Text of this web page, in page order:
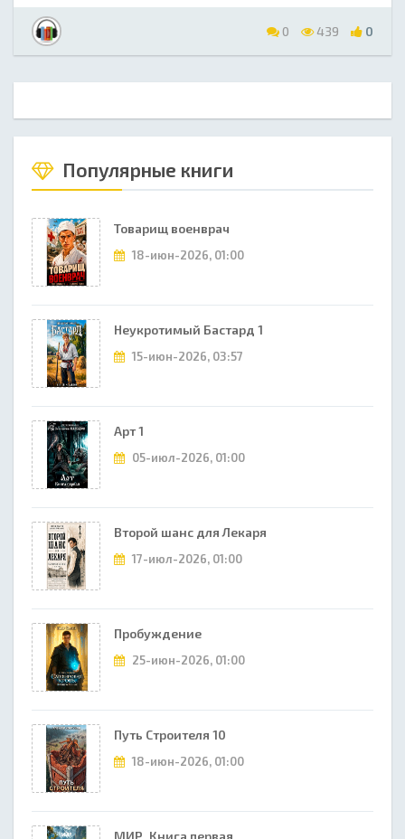
0 439 0
Популярные книги
Товарищ военврач
18-июн-2026, 01:00
Неукротимый Бастард 1
15-июн-2026, 03:57
Арт 1
05-июл-2026, 01:00
Второй шанс для Лекаря
17-июл-2026, 01:00
Пробуждение
25-июн-2026, 01:00
Путь Строителя 10
18-июн-2026, 01:00
МИР. Книга первая